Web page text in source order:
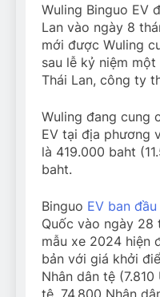
Wuling Binguo EV
Lan vào ngày 8
mới được Wuling
sau lễ kỷ niệm
Thái Lan, công ty
Wuling đang cung
EV tại địa phương
là 419.000 baht
baht.
Binguo EV ban
Quốc vào ngày 28
mẫu xe 2024 hiện
bản với giá khởi
Nhân dân tệ
tệ, 74.800 Nhân